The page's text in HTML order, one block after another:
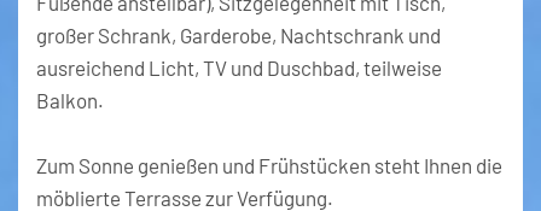
großer Schrank, Garderobe, Nachtschrank und
ausreichend Licht, TV und Duschbad, teilweise
Balkon.
Zum Sonne genießen und Frühstücken steht Ihnen die
möblierte Terrasse zur Verfügung.